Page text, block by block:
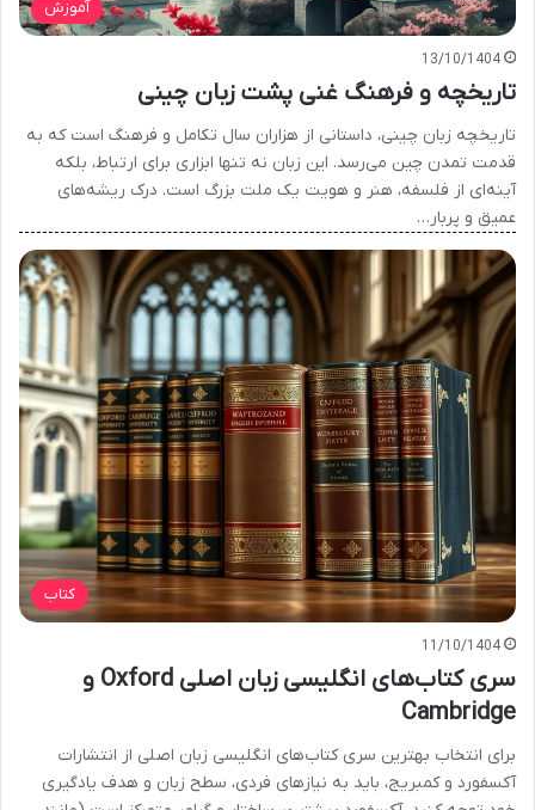
آموزش
13/10/1404
تاریخچه و فرهنگ غنی پشت زبان چینی
تاریخچه زبان چینی، داستانی از هزاران سال تکامل و فرهنگ است که به
قدمت تمدن چین می‌رسد. این زبان نه تنها ابزاری برای ارتباط، بلکه
آینه‌ای از فلسفه، هنر و هویت یک ملت بزرگ است. درک ریشه‌های
عمیق و پربار…
کتاب
11/10/1404
سری کتاب‌های انگلیسی زبان اصلی Oxford و
Cambridge
برای انتخاب بهترین سری کتاب‌های انگلیسی زبان اصلی از انتشارات
آکسفورد و کمبریج، باید به نیازهای فردی، سطح زبان و هدف یادگیری